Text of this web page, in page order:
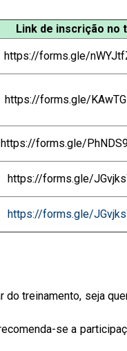
Link de inscrição no
https://forms.gle/
https://forms.gle/
https://forms.gle/
https://forms.gle/
https://forms.gle/
treinamento, seja
se a